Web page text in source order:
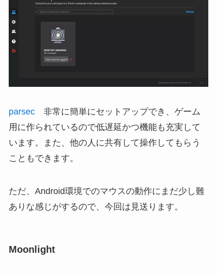
parsec非常に簡単にセットアップでき、ゲーム
用に作られているので低遅延かつ機能も充実して
います。また、他の人に共有して操作してもらう
こともできます。
ただ、Android環境でのマウスの動作にまだ少し難
ありな感じがするので、今回は見送ります。
Moonlight